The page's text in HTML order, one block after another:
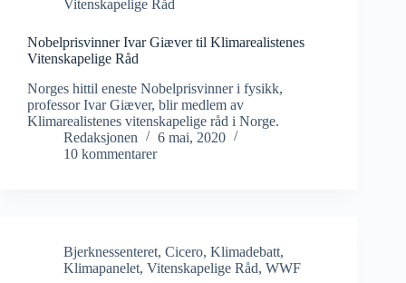
Vitenskapelige Råd
Nobelprisvinner Ivar Giæver til Klimarealistenes
Vitenskapelige Råd
Norges hittil eneste Nobelprisvinner i fysikk,
professor Ivar Giæver, blir medlem av
Klimarealistenes vitenskapelige råd i Norge.
Redaksjonen
6 mai, 2020
10 kommentarer
Bjerknessenteret, Cicero, Klimadebatt,
Klimapanelet, Vitenskapelige Råd, WWF